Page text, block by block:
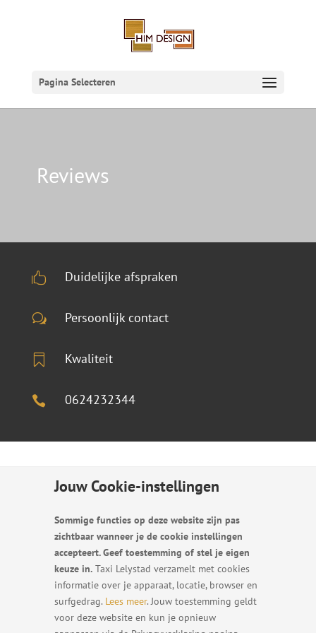
Pagina Selecteren
Reviews
 Duidelijke afspraken
w Persoonlijk contact
 Kwaliteit
 0624232344
Jouw Cookie-instellingen
Sommige functies op deze website zijn pas
zichtbaar wanneer je de cookie instellingen
accepteert. Geef toestemming of stel je eigen
keuze in.Taxi Lelystad verzamelt met cookies
informatie over je apparaat, locatie, browser en
surfgedrag. Lees meer. Jouw toestemming geldt
voor deze website en kun je opnieuw